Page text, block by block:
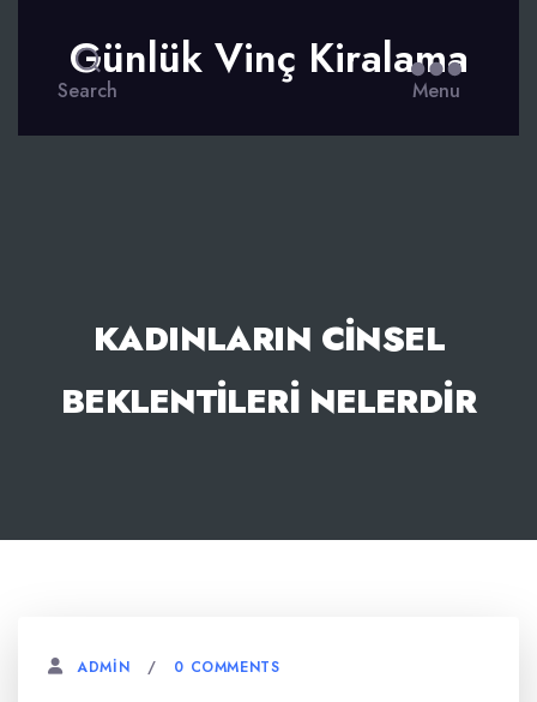
Search
Günlük Vinç Kiralama
Menu
KADINLARIN CINSEL
BEKLENTILERI NELERDIR
ADMIN 0 COMMENTS